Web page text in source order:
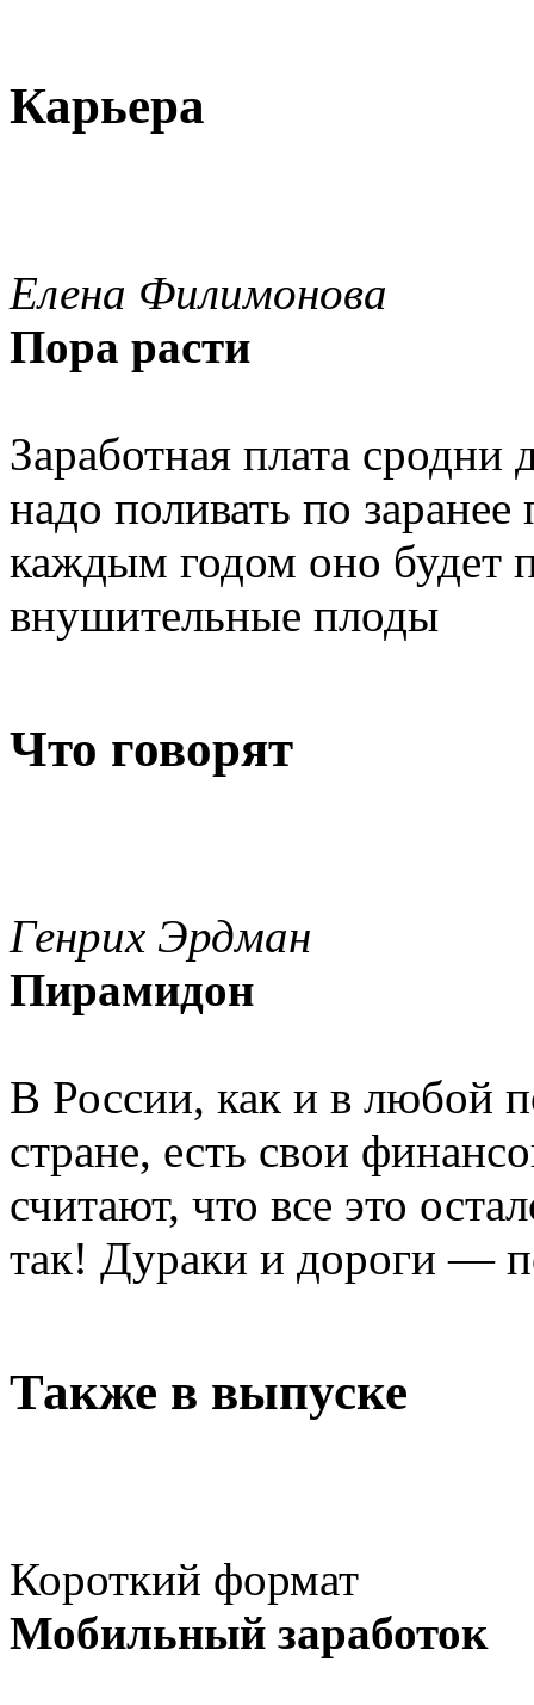
Карьера
Елена Филимонова
Пора расти
Заработная плата сродни
надо поливать по
каждым годом оно будет
внушительные плоды
Что говорят
Генрих Эрдман
Пирамидон
В России, как и в любой
стране, есть свои
считают, что все это
так! Дураки и дороги —
Также в выпуске
Короткий формат
Мобильный заработок